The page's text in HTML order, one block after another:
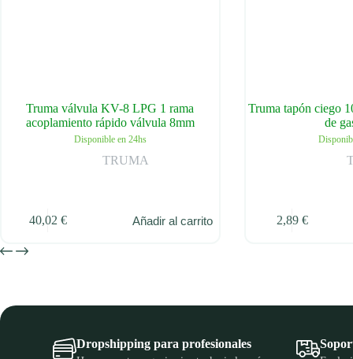
Truma válvula KV-8 LPG 1 rama
acoplamiento rápido válvula 8mm
Disponible en 24hs
TRUMA
40,02 € Añadir al carrito
Truma tapón ciego
de
2,89 €
Dropshipping para profesionales